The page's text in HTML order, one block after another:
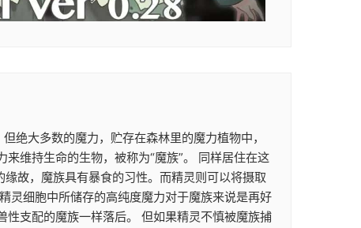
绝大多数的魔力，贮存在森林里的魔力植物中，
维持生命的生物，被称为“魔族”。 同样居住在这
故，魔族具有暴食的习性。而精灵则可以将摄取
灵细胞中所储存的高纯度魔力对于魔族来说是再好
支配的魔族一样落后。 但如果精灵不慎被魔族捕